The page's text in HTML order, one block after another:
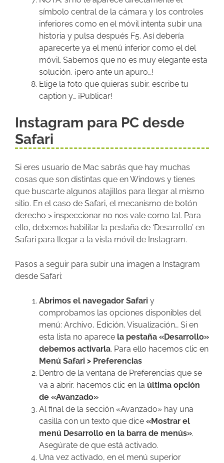
símbolo central de la cámara y los controles
inferiores como en el móvil intenta subir una
historia y pulsa después F5. Así debería
aparecerte ya el menú inferior como el del
móvil. Sabemos que no es muy elegante esta
solución, ¡pero ante un apuro…!
Elige la foto que quieras subir, escribe tu
caption y… ¡Publicar!
Instagram para PC desde
Safari
Si eres usuario de Mac sabrás que hay muchas
cosas que son distintas que en Windows y tienes
que buscarte algunos atajillos para llegar al mismo
sitio. En el caso de Safari, el mecanismo de botón
derecho > inspeccionar no nos vale como tal. Para
ello, debemos habilitar la pestaña de ‘Desarrollo’ en
Safari para llegar a la vista móvil de Instagram.
Pasos a seguir para subir una imagen a Instagram
desde Safari:
Abrimos el navegador Safari y
comprobamos las opciones disponibles del
menú: Archivo, Edición, Visualización… Si en
esta lista no aparece la pestaña «Desarrollo»
debemos activarla. Para ello hacemos clic en
Menú Safari > Preferencias
Dentro de la ventana de Preferencias que se
va a abrir, hacemos clic en la última opción
de «Avanzado»
Al final de la sección «Avanzado» hay una
casilla con un texto que dice «Mostrar el
menú Desarrollo en la barra de menús».
Asegúrate de que está activado.
Una vez activado, en el menú superior